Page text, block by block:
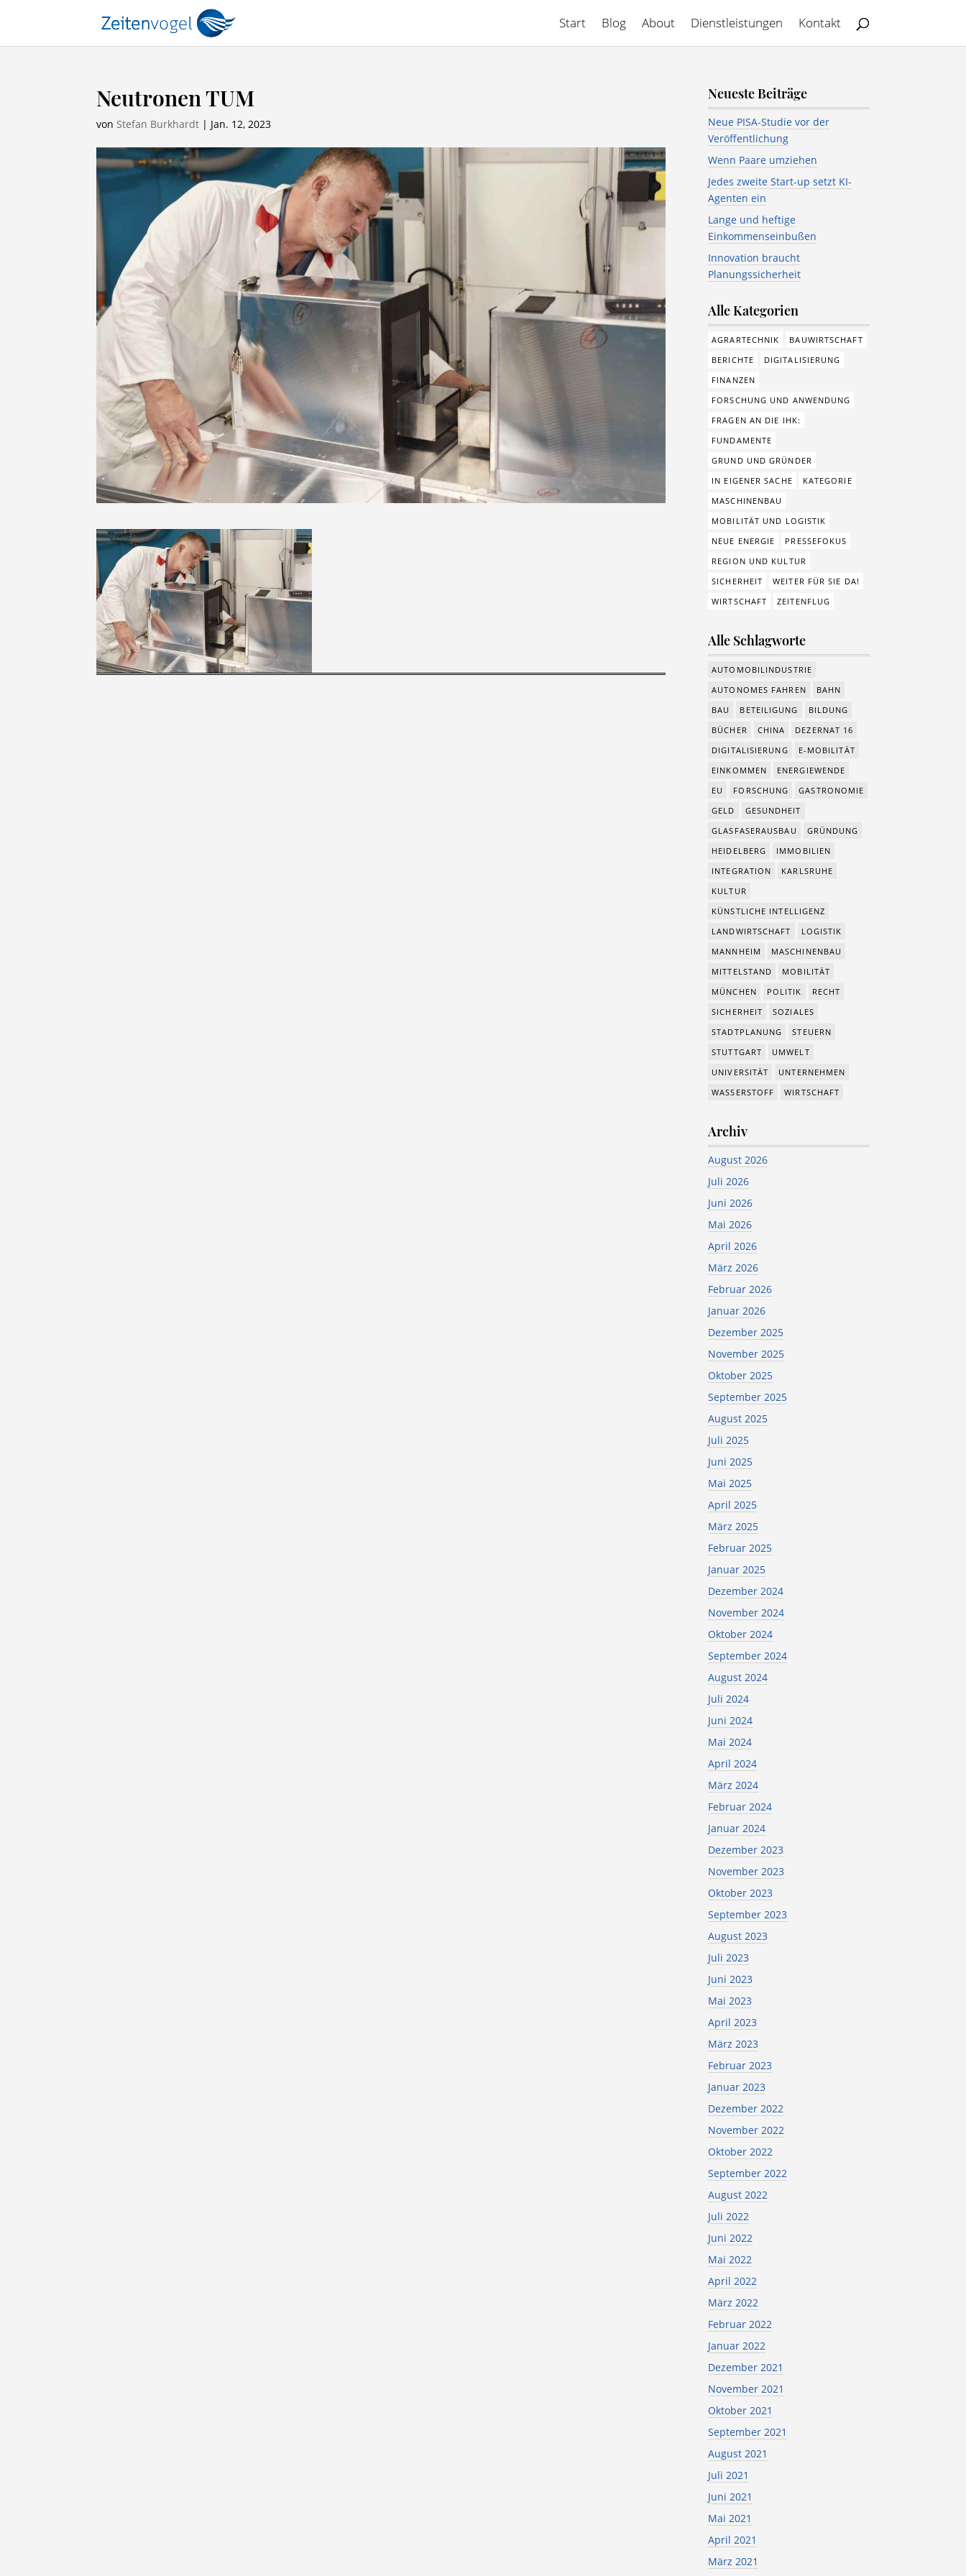
Start Blog About Dienstleistungen Kontakt
Neutronen TUM
vonStefan Burkhardt | Jan. 12, 2023
Neueste Beiträge
Neue PISA-Studie vor der
Veröffentlichung
Wenn Paare umziehen
Jedes zweite Start-up setzt KI-
Agenten ein
Lange und heftige
Einkommenseinbußen
Innovation braucht
Planungssicherheit
Alle Kategorien
AGRARTECHNIK
BAUWIRTSCHAFT
BERICHTE
DIGITALISIERUNG
FINANZEN
FORSCHUNG UND ANWENDUNG
FRAGEN AN DIE IHK:
FUNDAMENTE
GRUND UND GRÜNDER
IN EIGENER SACHE
KATEGORIE
MASCHINENBAU
MOBILITÄT UND LOGISTIK
NEUE ENERGIE
PRESSEFOKUS
REGION UND KULTUR
SICHERHEIT
WEITER FÜR SIE DA!
WIRTSCHAFT
ZEITENFLUG
Alle Schlagworte
AUTOMOBILINDUSTRIE
AUTONOMES FAHREN
BAHN
BAU
BETEILIGUNG
BILDUNG
BÜCHER
CHINA
DEZERNAT 16
DIGITALISIERUNG
E-MOBILITÄT
EINKOMMEN
ENERGIEWENDE
EU
FORSCHUNG
GASTRONOMIE
GELD
GESUNDHEIT
GLASFASERAUSBAU
GRÜNDUNG
HEIDELBERG
IMMOBILIEN
INTEGRATION
KARLSRUHE
KULTUR
KÜNSTLICHE INTELLIGENZ
LANDWIRTSCHAFT
LOGISTIK
MANNHEIM
MASCHINENBAU
MITTELSTAND
MOBILITÄT
MÜNCHEN
POLITIK
RECHT
SICHERHEIT
SOZIALES
STADTPLANUNG
STEUERN
STUTTGART
UMWELT
UNIVERSITÄT
UNTERNEHMEN
WASSERSTOFF
WIRTSCHAFT
Archiv
August 2026
Juli 2026
Juni 2026
Mai 2026
April 2026
März 2026
Februar 2026
Januar 2026
Dezember 2025
November 2025
Oktober 2025
September 2025
August 2025
Juli 2025
Juni 2025
Mai 2025
April 2025
März 2025
Februar 2025
Januar 2025
Dezember 2024
November 2024
Oktober 2024
September 2024
August 2024
Juli 2024
Juni 2024
Mai 2024
April 2024
März 2024
Februar 2024
Januar 2024
Dezember 2023
November 2023
Oktober 2023
September 2023
August 2023
Juli 2023
Juni 2023
Mai 2023
April 2023
März 2023
Februar 2023
Januar 2023
Dezember 2022
November 2022
Oktober 2022
September 2022
August 2022
Juli 2022
Juni 2022
Mai 2022
April 2022
März 2022
Februar 2022
Januar 2022
Dezember 2021
November 2021
Oktober 2021
September 2021
August 2021
Juli 2021
Juni 2021
Mai 2021
April 2021
März 2021